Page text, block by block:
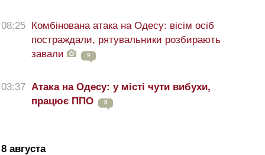
08:25 Комбінована атака на Одесу: вісім осіб
постраждали, рятувальники розбирають
завали
9
03:37 Атака на Одесу: у місті чути вибухи,
працює ППО
8
8 августа